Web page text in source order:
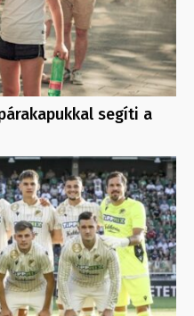
segíti a